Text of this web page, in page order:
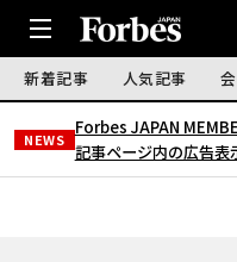
新着記事 人気記事
NEWS
Forbes JAPAN
記事ページ内の広告表